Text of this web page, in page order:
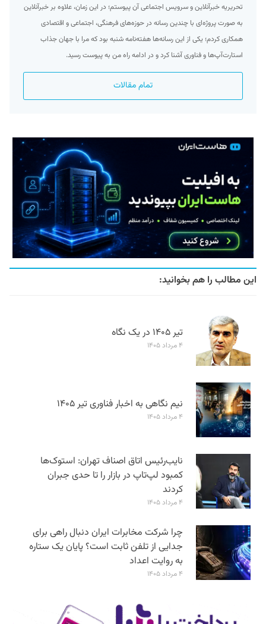
تحریریه خبرآنلاین و سرویس اجتماعی آن پیوستم؛ در این زمان، علاوه بر خبرآنلاین
به صورت پروژه‌ای با چندین رسانه در حوزه‌های فرهنگی، اجتماعی و اقتصادی
همکاری کردم؛ یکی از این رسانه‌ها هفته‌نامه شنبه بود که مرا با جهان جذاب
استارت‌آپ‌ها و فناوری آشنا کرد و در ادامه راه من به پیوست رسید.
تمام مقالات
این مطالب را هم بخوانید:
تیر ۱۴۰۵ در یک نگاه
۴ مرداد ۱۴۰۵
نیم نگاهی به اخبار فناوری تیر ۱۴۰۵
۴ مرداد ۱۴۰۵
نایب‌رئیس اتاق اصناف تهران: استوک‌ها
کمبود لپ‌تاپ در بازار را تا حدی جبران
کردند
۴ مرداد ۱۴۰۵
چرا شرکت مخابرات ایران دنبال راهی برای
جدایی از تلفن ثابت است؟ پایان یک ستاره
به روایت اعداد
۴ مرداد ۱۴۰۵